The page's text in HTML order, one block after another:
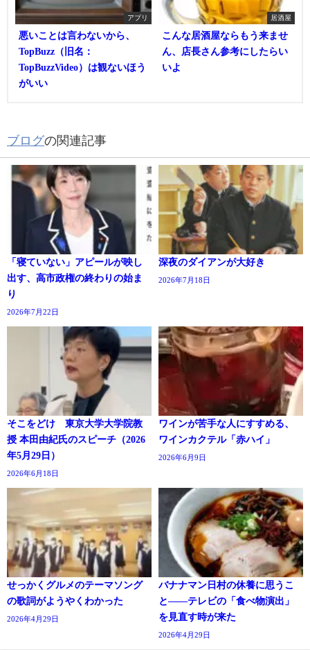
アプリ
悪いことは言わないから、
TopBuzz（旧名：
TopBuzzVideo）は観ないほう
がいい
居酒屋
こんな居酒屋ならもう来ませ
ん、店長さん参考にしたらい
いよ
ブログの関連記事
「寝ていない」アピールが映し
出す、高市政権の終わりの始ま
り
2026年7月22日
深夜のダイアンが大好き
2026年7月18日
そこをどけ 東京大学大学院教
授 本田由紀氏のスピーチ（2026
年5月29日）
2026年6月18日
ワインが苦手な人にすすめる、
ワインカクテル「赤ハイ」
2026年6月9日
せっかくグルメのテーマソング
の歌詞がようやくわかった
2026年4月29日
バナナマン日村の休養に思うこ
と――テレビの「食べ物演出」
を見直す時が来た
2026年4月29日